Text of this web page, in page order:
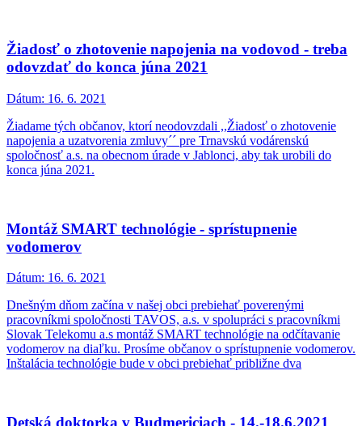
Žiadosť o zhotovenie napojenia na vodovod - treba
odovzdať do konca júna 2021
Dátum: 16. 6. 2021
Žiadame tých občanov, ktorí neodovzdali ,,Žiadosť o zhotovenie
napojenia a uzatvorenia zmluvy´´ pre Trnavskú vodárenskú
spoločnosť a.s. na obecnom úrade v Jablonci, aby tak urobili do
konca júna 2021.
Montáž SMART technológie - sprístupnenie
vodomerov
Dátum: 16. 6. 2021
Dnešným dňom začína v našej obci prebiehať poverenými
pracovníkmi spoločnosti TAVOS, a.s. v spolupráci s pracovníkmi
Slovak Telekomu a.s montáž SMART technológie na odčítavanie
vodomerov na diaľku. Prosíme občanov o sprístupnenie vodomerov.
Inštalácia technológie bude v obci prebiehať približne dva
Detská doktorka v Budmericiach - 14.-18.6.2021